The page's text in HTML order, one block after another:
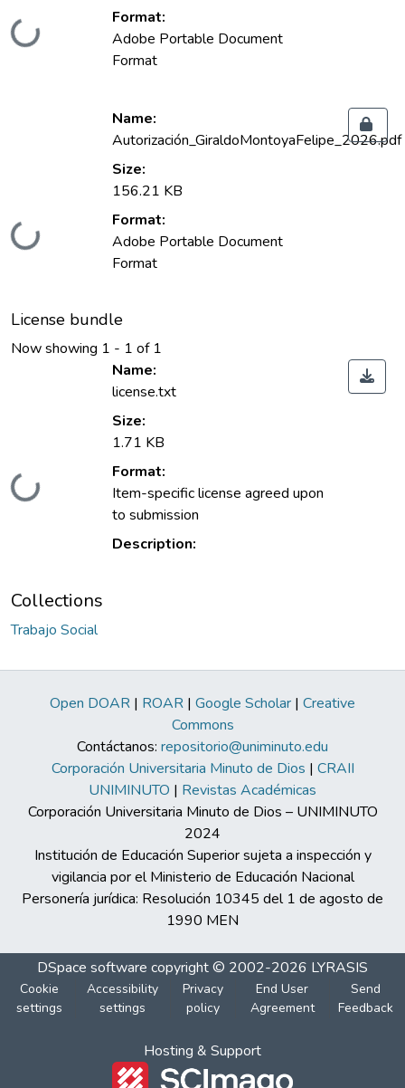
Format:
Adobe Portable Document
Format
Name:
Autorización_GiraldoMontoyaFelipe_2026.pdf
Size:
156.21 KB
Format:
Adobe Portable Document
Format
License bundle
Now showing 1 - 1 of 1
Name:
license.txt
Size:
1.71 KB
Format:
Item-specific license agreed upon
to submission
Description:
Collections
Trabajo Social
Open DOAR | ROAR | Google Scholar | Creative
Commons
Contáctanos: repositorio@uniminuto.edu
Corporación Universitaria Minuto de Dios | CRAII
UNIMINUTO | Revistas Académicas
Corporación Universitaria Minuto de Dios – UNIMINUTO
2024
Institución de Educación Superior sujeta a inspección y
vigilancia por el Ministerio de Educación Nacional
Personería jurídica: Resolución 10345 del 1 de agosto de
1990 MEN
DSpace software copyright © 2002-2026 LYRASIS
Cookie
settings
Accessibility
settings
Privacy
policy
End User
Agreement
Send
Feedback
Hosting & Support